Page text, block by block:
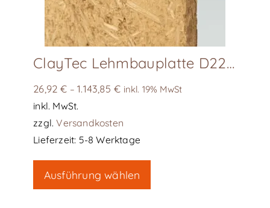
ClayTec Lehmbauplatte D22 solar
26,92€ –1.143,85€ inkl. 19% MwSt
inkl. MwSt.
zzgl.Versandkosten
Lieferzeit: 5-8 Werktage
Ausführung wählen